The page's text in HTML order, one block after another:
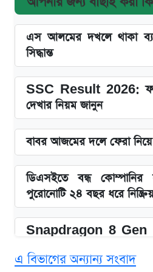
এস আলমের দখলে থাকা
সিদ্ধান্ত
SSC Result 2026: ফল
দেখার নিয়ম জানুন
বাবর আজমের দলে ফেরা
ডিএসইতে বন্ধ
পুরোনোটি ২৪ বছর ধরে নিষ্ক্রিয়
Snapdragon 8 Gen
এ বিভাগের অন্যান্য সংবাদ